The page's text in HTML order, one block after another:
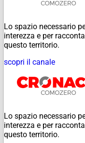
Lo spazio necessario
interezza e per
questo territorio.
scopri il canale
Lo spazio necessario
interezza e per
questo territorio.